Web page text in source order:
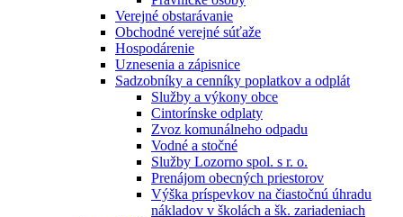
Verejné obstarávanie
Obchodné verejné súťaže
Hospodárenie
Uznesenia a zápisnice
Sadzobníky a cenníky poplatkov a odplát
Služby a výkony obce
Cintorínske odplaty
Zvoz komunálneho odpadu
Vodné a stočné
Služby Lozorno spol. s r. o.
Prenájom obecných priestorov
Výška príspevkov na čiastočnú úhradu
nákladov v školách a šk. zariadeniach